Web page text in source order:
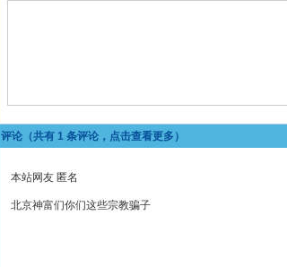
评论（共有 1 条评论，点击查看更多）
本站网友 匿名
北京神富们你们这些宗教骗子